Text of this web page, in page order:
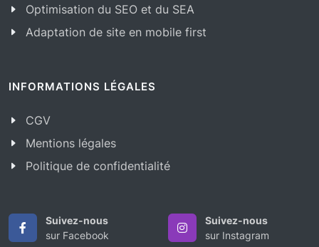
Optimisation du SEO et du SEA
Adaptation de site en mobile first
INFORMATIONS LÉGALES
CGV
Mentions légales
Politique de confidentialité
Suivez-nous
sur Facebook
Suivez-nous
sur Instagram